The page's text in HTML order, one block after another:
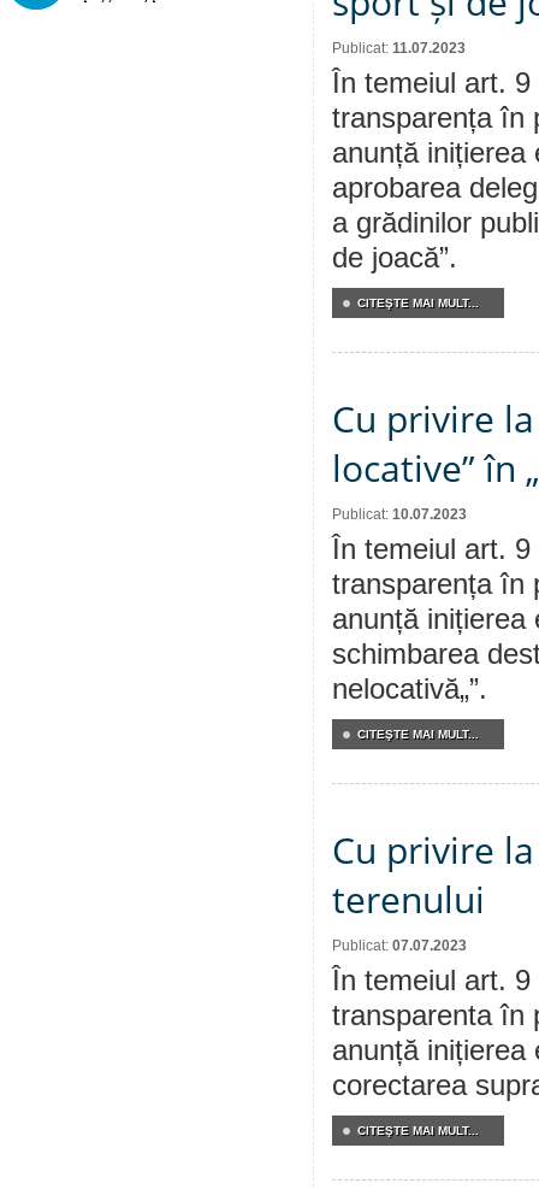
Publicat: 11.07.2023
În temeiul art.
transparența în
anunță inițierea
aprobarea
a grădinilor
de joacă”.
CITEŞTE MAI MULT...
Cu privire
locative” în
Publicat: 10.07.2023
În temeiul art.
transparența în
anunță inițierea
schimbarea
nelocativă„”.
CITEŞTE MAI MULT...
Cu privire
terenului
Publicat: 07.07.2023
În temeiul art.
transparenta în
anunță inițierea
corectarea
CITEŞTE MAI MULT...